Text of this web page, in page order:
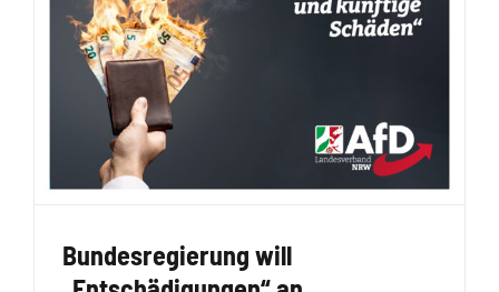
Bundesregierung will